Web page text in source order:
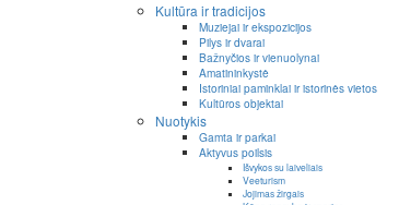
Kultūra ir tradicijos
Muziejai ir ekspozicijos
Pilys ir dvarai
Bažnyčios ir vienuolynai
Amatininkystė
Istoriniai paminklai ir istorinės vietos
Kultūros objektai
Nuotykis
Gamta ir parkai
Aktyvus poilsis
Išvykos su laiveliais
Veeturism
Jojimas žirgais